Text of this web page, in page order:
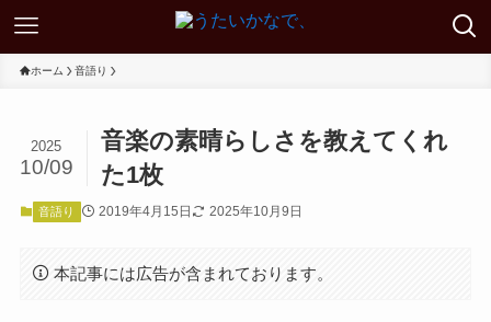
ホーム 音語り
音楽の素晴らしさを教えてくれ
た1枚
2025
10/09
音語り 2019年4月15日 2025年10月9日
本記事には広告が含まれております。